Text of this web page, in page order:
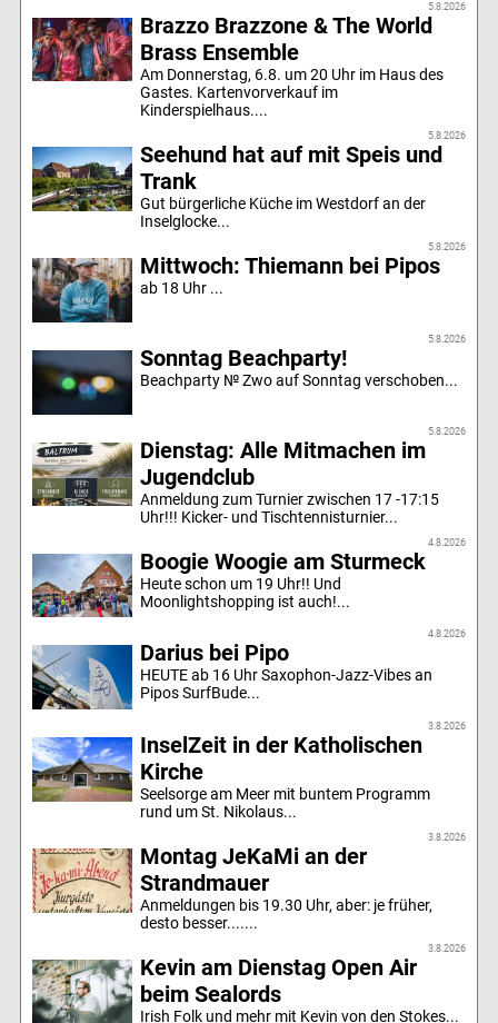
5.8.2026
Brazzo Brazzone & The World
Brass Ensemble
Am Donnerstag, 6.8. um 20 Uhr im Haus des
Gastes. Kartenvorverkauf im
Kinderspielhaus....
5.8.2026
Seehund hat auf mit Speis und
Trank
Gut bürgerliche Küche im Westdorf an der
Inselglocke...
5.8.2026
Mittwoch: Thiemann bei Pipos
ab 18 Uhr ...
5.8.2026
Sonntag Beachparty!
Beachparty № Zwo auf Sonntag verschoben...
5.8.2026
Dienstag: Alle Mitmachen im
Jugendclub
Anmeldung zum Turnier zwischen 17 -17:15
Uhr!!! Kicker- und Tischtennisturnier...
4.8.2026
Boogie Woogie am Sturmeck
Heute schon um 19 Uhr!! Und
Moonlightshopping ist auch!...
4.8.2026
Darius bei Pipo
HEUTE ab 16 Uhr Saxophon-Jazz-Vibes an
Pipos SurfBude...
3.8.2026
InselZeit in der Katholischen
Kirche
Seelsorge am Meer mit buntem Programm
rund um St. Nikolaus...
3.8.2026
Montag JeKaMi an der
Strandmauer
Anmeldungen bis 19.30 Uhr, aber: je früher,
desto besser.......
3.8.2026
Kevin am Dienstag Open Air
beim Sealords
Irish Folk und mehr mit Kevin von den Stokes...